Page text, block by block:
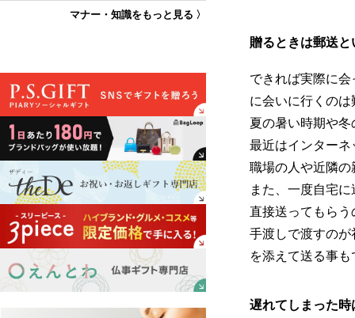
贈るときは郵送
できれば実際に
に会いに行くの
夏の暑い時期や
最近はインター
職場の人や近隣
また、一度自宅
直接送ってもら
手渡しで渡すの
を添えて送る事
遅れてしまった時
マナー・知識をもっと見る 〉